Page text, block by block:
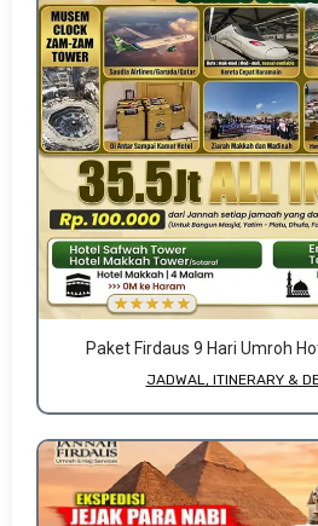
Paket Firdaus 9 Hari Umroh
JADWAL, ITINERARY &